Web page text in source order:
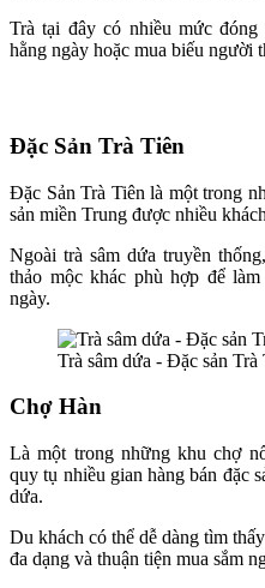
Trà tại đây có nhiều mức
hằng ngày hoặc mua biếu người
Đặc Sản Trà Tiên
Đặc Sản Trà Tiên là một trong
sản miền Trung được nhiều
Ngoài trà sâm dứa truyền
thảo mộc khác phù hợp để
ngày.
Trà sâm dứa - Đặc sản
Chợ Hàn
Là một trong những khu chợ
quy tụ nhiều gian hàng bán đặc
dứa.
Du khách có thể dễ dàng tìm
đa dạng và thuận tiện mua sắm